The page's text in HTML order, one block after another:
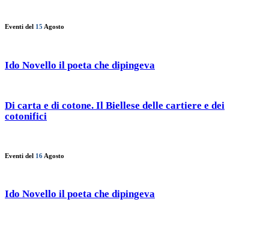
Eventi del 15 Agosto
Ido Novello il poeta che dipingeva
Di carta e di cotone. Il Biellese delle cartiere e dei
cotonifici
Eventi del 16 Agosto
Ido Novello il poeta che dipingeva